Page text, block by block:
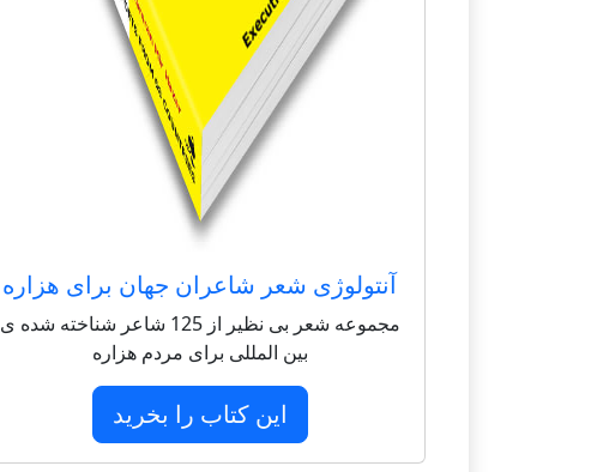
آنتولوژی شعر شاعران جهان برای هزاره
مجموعه شعر بی نظیر از 125 شاعر شناخته شده ی
بین المللی برای مردم هزاره
این کتاب را بخرید